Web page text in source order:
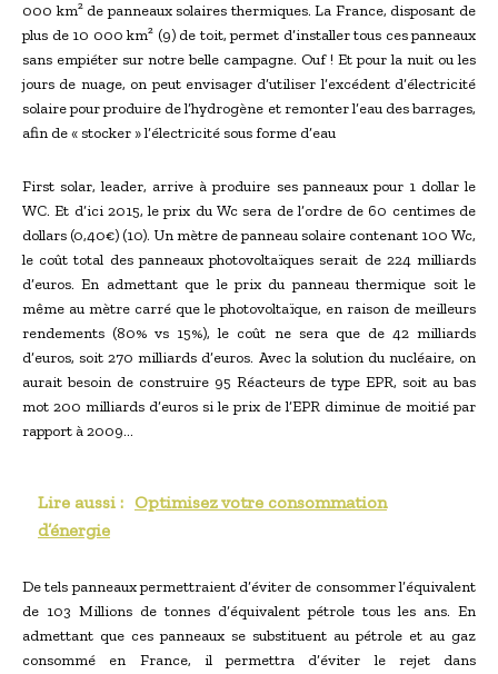
000 km² de panneaux solaires thermiques. La France, disposant de
plus de 10 000 km² (9) de toit, permet d’installer tous ces panneaux
sans empiéter sur notre belle campagne. Ouf ! Et pour la nuit ou les
jours de nuage, on peut envisager d’utiliser l’excédent d’électricité
solaire pour produire de l’hydrogène et remonter l’eau des barrages,
afin de « stocker » l’électricité sous forme d’eau
First solar, leader, arrive à produire ses panneaux pour 1 dollar le
WC. Et d’ici 2015, le prix du Wc sera de l’ordre de 60 centimes de
dollars (0,40€) (10). Un mètre de panneau solaire contenant 100 Wc,
le coût total des panneaux photovoltaïques serait de 224 milliards
d’euros. En admettant que le prix du panneau thermique soit le
même au mètre carré que le photovoltaïque, en raison de meilleurs
rendements (80% vs 15%), le coût ne sera que de 42 milliards
d’euros, soit 270 milliards d’euros. Avec la solution du nucléaire, on
aurait besoin de construire 95 Réacteurs de type EPR, soit au bas
mot 200 milliards d’euros si le prix de l’EPR diminue de moitié par
rapport à 2009…
Lire aussi : Optimisez votre consommation
d’énergie
De tels panneaux permettraient d’éviter de consommer l’équivalent
de 103 Millions de tonnes d’équivalent pétrole tous les ans. En
admettant que ces panneaux se substituent au pétrole et au gaz
consommé en France, il permettra d’éviter le rejet dans